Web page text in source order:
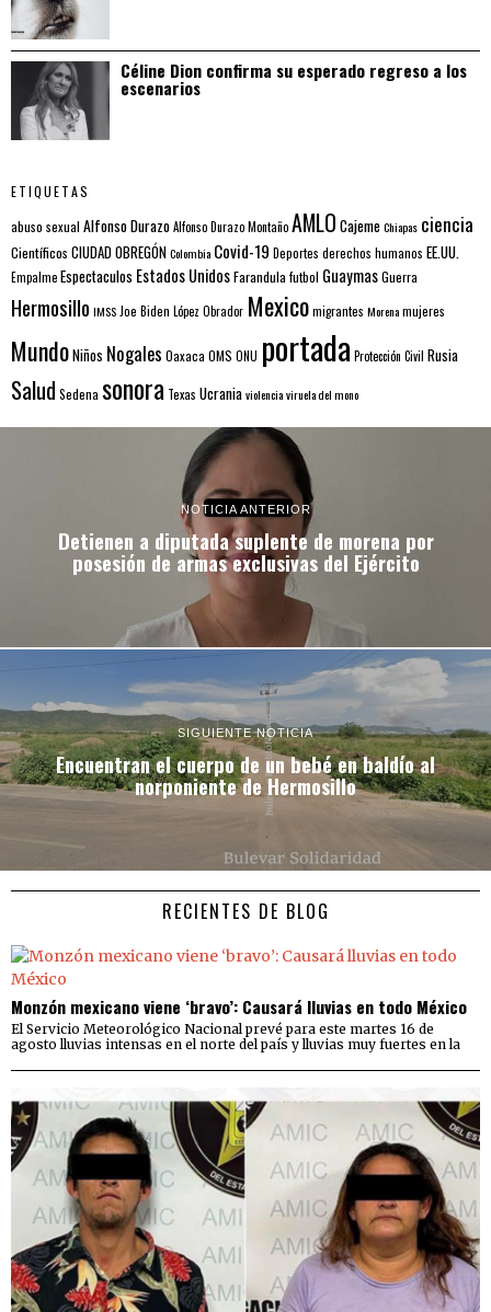
Céline Dion confirma su esperado regreso a los
escenarios
ETIQUETAS
abuso sexual Alfonso DurazoAlfonso Durazo MontañoAMLO CajemeChiapas ciencia
Científicos CIUDAD OBREGÓNColombia Covid-19 Deportes derechos humanos EE.UU.
EmpalmeEspectaculos Estados UnidosFarandula futbol GuaymasGuerra
Hermosillo IMSS Joe Biden López Obrador Mexicomigrantes Morenamujeres
MundoNiños Nogales Oaxaca OMS ONU portada Protección Civil Rusia
Salud Sedena sonora Texas Ucraniaviolenciaviruela del mono
NOTICIA ANTERIOR
Detienen a diputada suplente de morena por
posesión de armas exclusivas del Ejército
SIGUIENTE NOTICIA
Encuentran el cuerpo de un bebé en baldío al
norponiente de Hermosillo
RECIENTES DE BLOG
Monzón mexicano viene ‘bravo’: Causará lluvias en todo México
El Servicio Meteorológico Nacional prevé para este martes 16 de
agosto lluvias intensas en el norte del país y lluvias muy fuertes en la